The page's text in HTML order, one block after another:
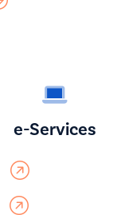
e-Services